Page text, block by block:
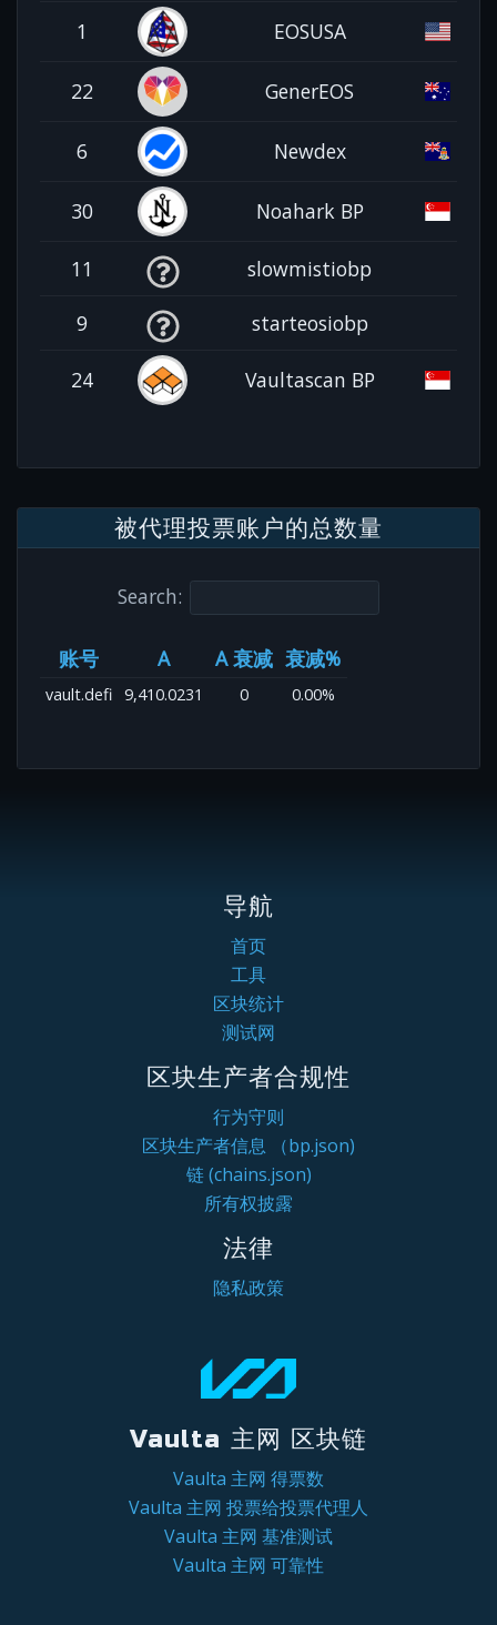
1 EOSUSA
22 GenerEOS
6 Newdex
30 Noahark BP
11 slowmistiobp
9 starteosiobp
24 Vaultascan BP
被代理投票账户的总数量
Search:
账号 A A 衰减 衰减%
vault.defi 9,410.0231 0 0.00%
导航
首页
工具
区块统计
测试网
区块生产者合规性
行为守则
区块生产者信息 （bp.json)
链 (chains.json)
所有权披露
法律
隐私政策
Vaulta 主网 区块链
Vaulta 主网 得票数
Vaulta 主网 投票给投票代理人
Vaulta 主网 基准测试
Vaulta 主网 可靠性